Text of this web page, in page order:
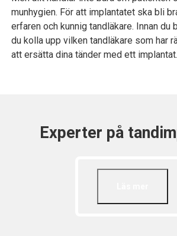
munhygien. För att implantatet ska bli
erfaren och kunnig tandläkare. Innan du
du kolla upp vilken tandläkare som har
att ersätta dina tänder med ett implantat.
Experter på